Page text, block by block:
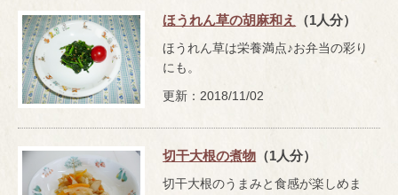
ほうれん草の胡麻和え （1人分）
ほうれん草は栄養満点♪お弁当の彩り
にも。
更新：2018/11/02
切干大根の煮物 （1人分）
切干大根のうまみと食感が楽しめま